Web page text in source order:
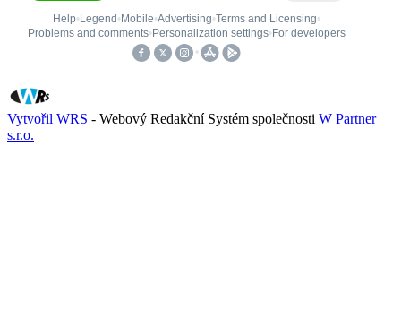
Vytvořil WRS - Webový Redakční Systém společnosti W Partner
s.r.o.